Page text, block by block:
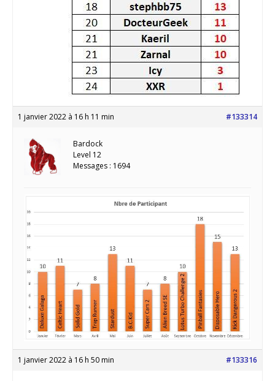
1 janvier 2022 à 16 h 11 min #133314
Bardock
Level 12
Messages : 1694
1 janvier 2022 à 16 h 50 min #133316